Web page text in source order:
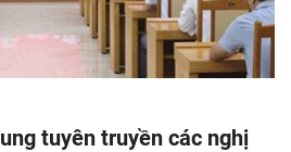
tuyên truyền các nghị